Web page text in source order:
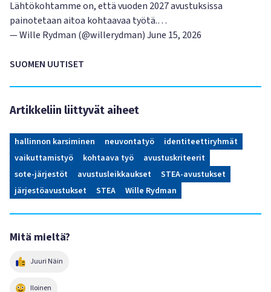
Lähtökohtamme on, että vuoden 2027 avustuksissa
painotetaan aitoa kohtaavaa työtä.…
— Wille Rydman (@willerydman)June 15, 2026
SUOMEN UUTISET
Artikkeliin liittyvät aiheet
hallinnon karsiminen neuvontatyö
identiteettiryhmät
vaikuttamistyö
kohtaava työ
avustuskriteerit
sote-järjestöt
avustusleikkaukset
STEA-avustukset
järjestöavustukset
STEA Wille Rydman
Mitä mieltä?
Juuri Näin
Iloinen